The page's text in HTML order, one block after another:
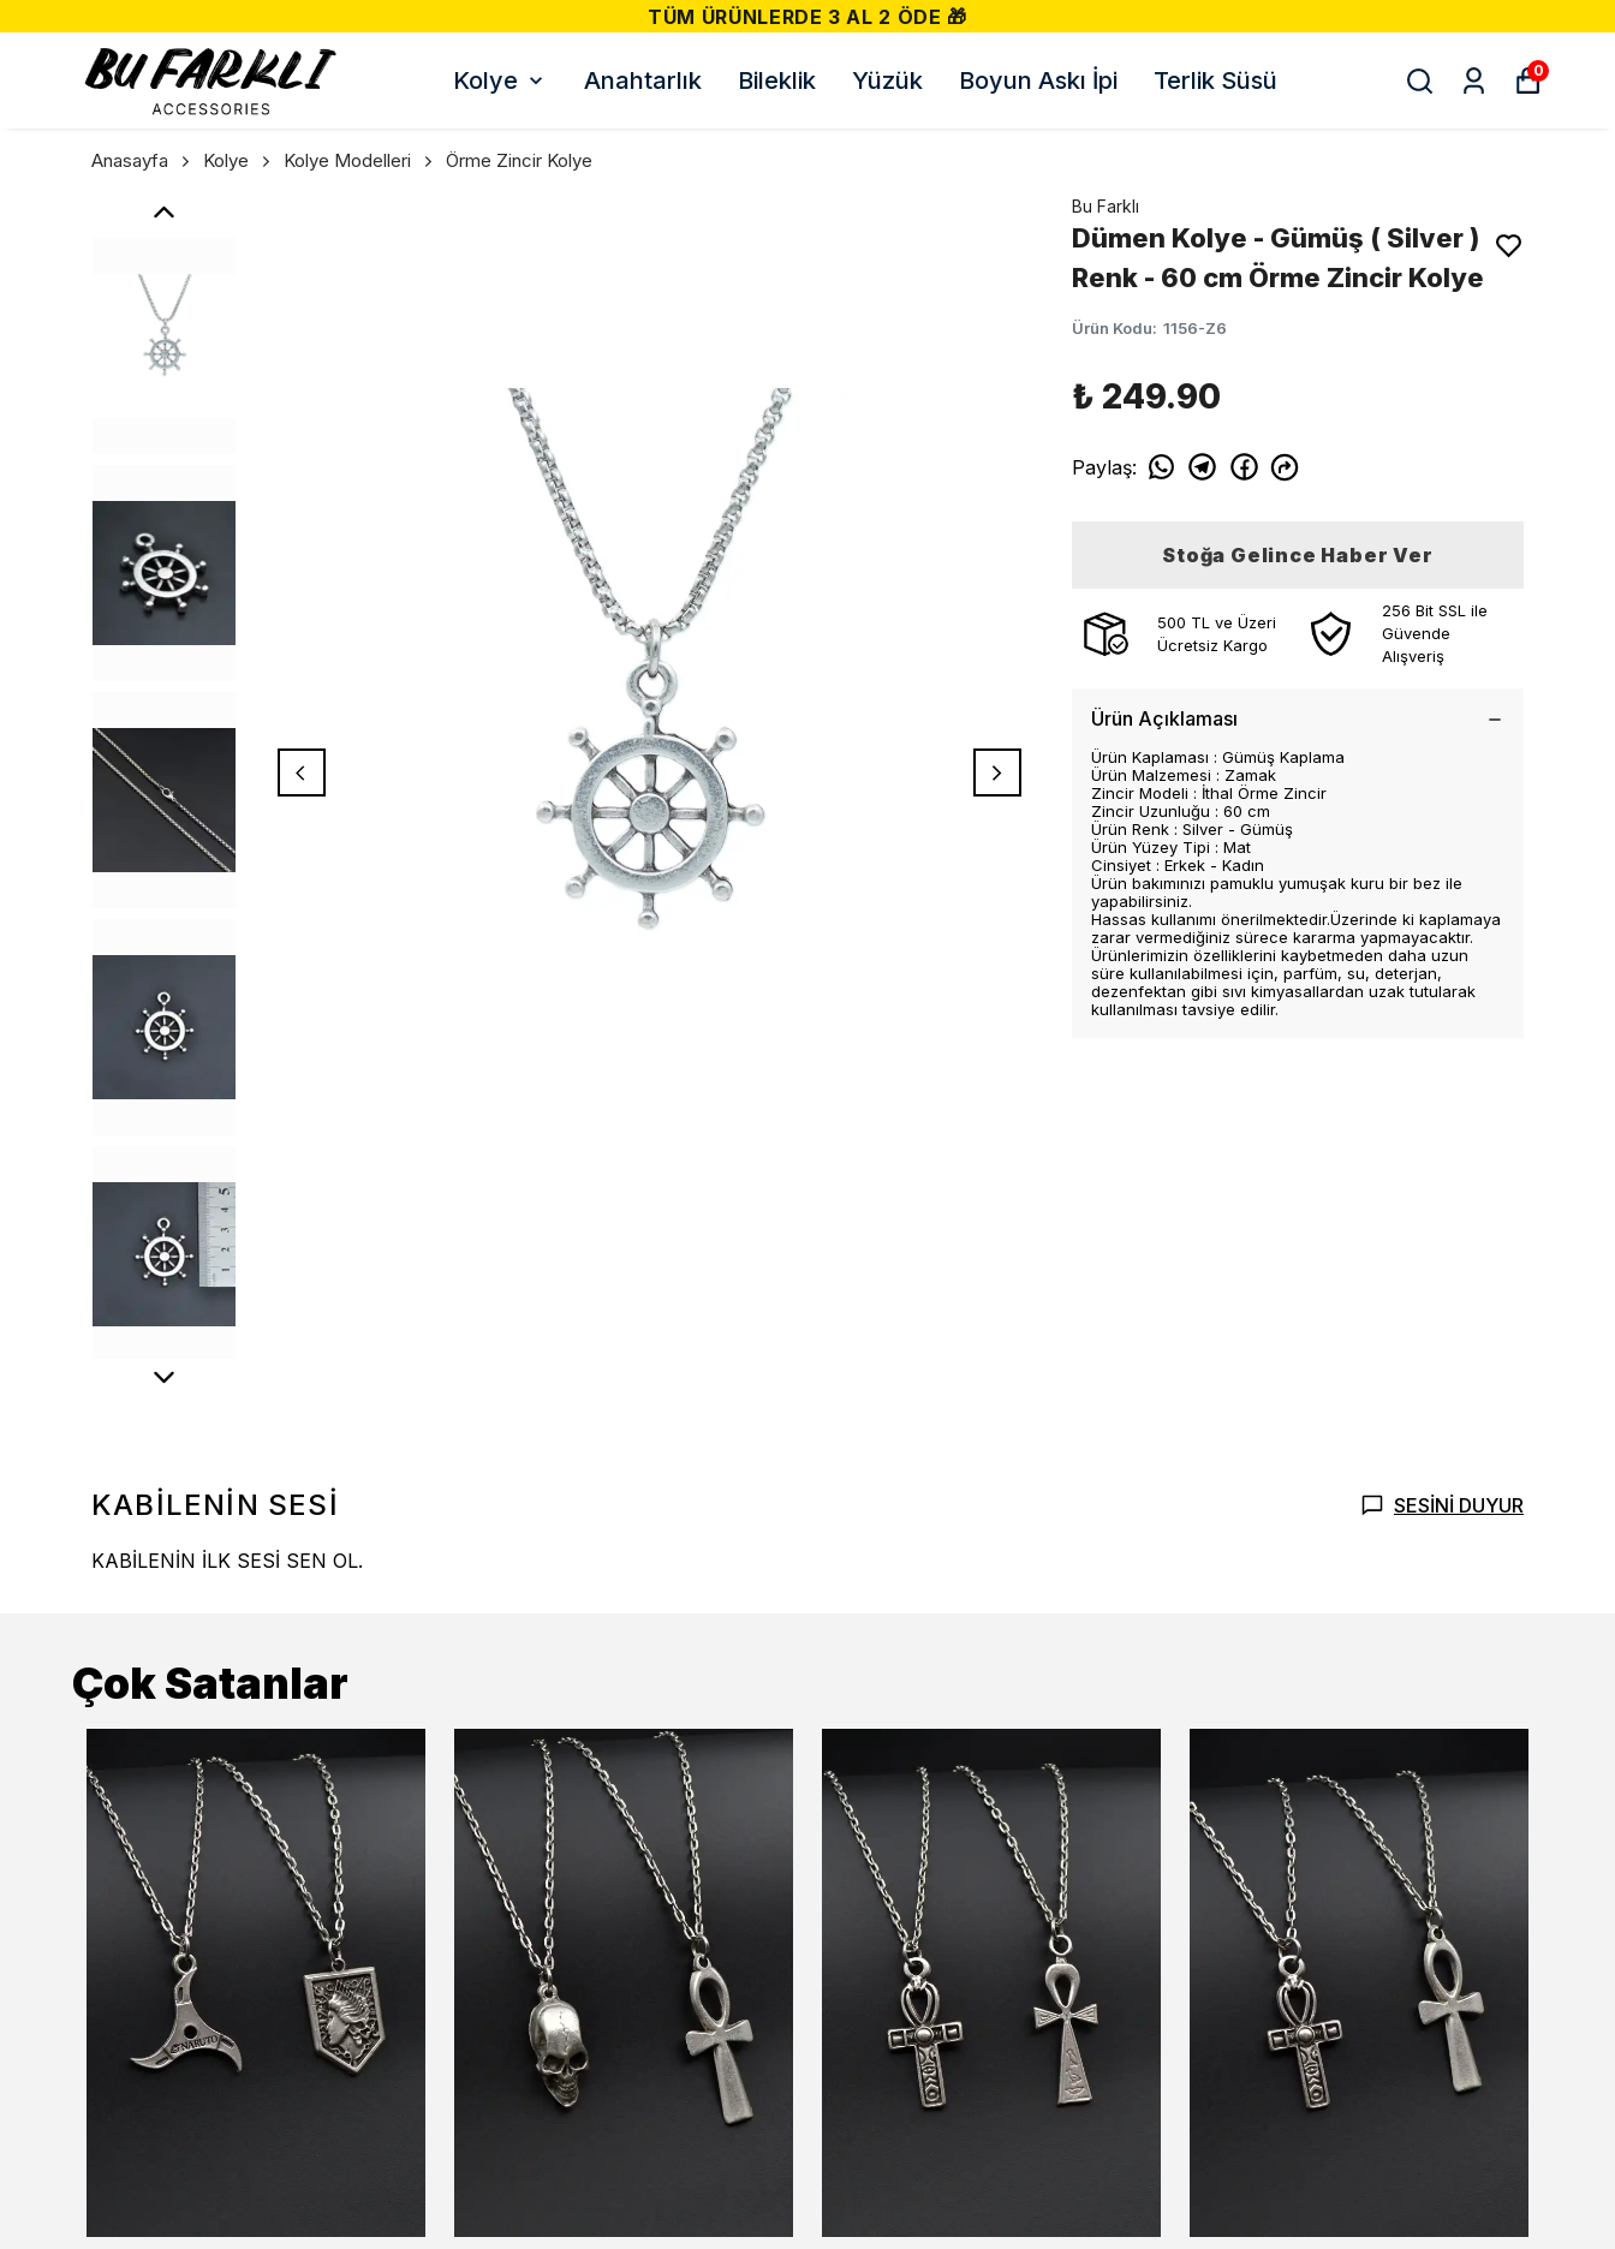
Kolye Anahtarlık Bileklik Yüzük Boyun Askı İpi Terlik Süsü 0
Anasayfa Kolye Kolye Modelleri Örme Zincir Kolye
Bu Farklı
Dümen Kolye - Gümüş ( Silver )
Renk - 60 cm Örme Zincir Kolye
Ürün Kodu: 1156-Z6
₺ 249.90
Paylaş:
Stoğa Gelince Haber Ver
500 TL ve Üzeri
Ücretsiz Kargo
256 Bit SSL ile
Güvende
Alışveriş
Ürün Açıklaması
Ürün Kaplaması : Gümüş Kaplama
Ürün Malzemesi : Zamak
Zincir Modeli : İthal Örme Zincir
Zincir Uzunluğu : 60 cm
Ürün Renk : Silver - Gümüş
Ürün Yüzey Tipi : Mat
Cinsiyet : Erkek - Kadın
Ürün bakımınızı pamuklu yumuşak kuru bir bez ile
yapabilirsiniz.
Hassas kullanımı önerilmektedir.Üzerinde ki kaplamaya
zarar vermediğiniz sürece kararma yapmayacaktır.
Ürünlerimizin özelliklerini kaybetmeden daha uzun
süre kullanılabilmesi için, parfüm, su, deterjan,
dezenfektan gibi sıvı kimyasallardan uzak tutularak
kullanılması tavsiye edilir.
KABİLENİN SESİ SESİNİ DUYUR
KABİLENİN İLK SESİ SEN OL.
Çok Satanlar